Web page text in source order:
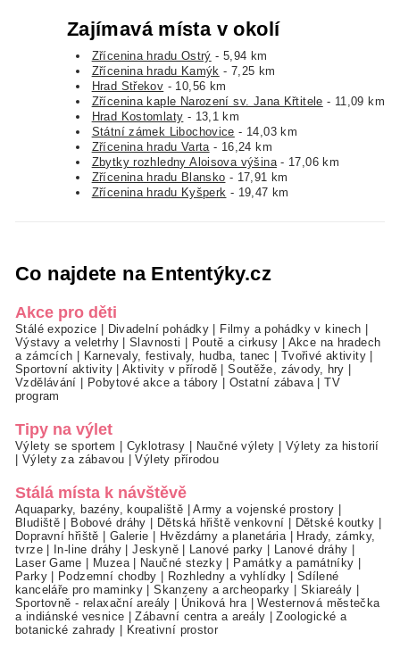
Zajímavá místa v okolí
Zřícenina hradu Ostrý - 5,94 km
Zřícenina hradu Kamýk - 7,25 km
Hrad Střekov - 10,56 km
Zřícenina kaple Narození sv. Jana Křtitele - 11,09 km
Hrad Kostomlaty - 13,1 km
Státní zámek Libochovice - 14,03 km
Zřícenina hradu Varta- 16,24 km
Zbytky rozhledny Aloisova výšina- 17,06 km
Zřícenina hradu Blansko - 17,91 km
Zřícenina hradu Kyšperk - 19,47 km
Co najdete na Ententýky.cz
Akce pro děti
Stálé expozice | Divadelní pohádky | Filmy a pohádky v kinech |
Výstavy a veletrhy|Slavnosti | Poutě a cirkusy | Akce na hradech
a zámcích | Karnevaly, festivaly, hudba, tanec | Tvořivé aktivity |
Sportovní aktivity|Aktivity v přírodě |Soutěže, závody, hry |
Vzdělávání | Pobytové akce a tábory | Ostatní zábava |TV
program
Tipy na výlet
Výlety se sportem | Cyklotrasy | Naučné výlety | Výlety za historií
| Výlety za zábavou |Výlety přírodou
Stálá místa k návštěvě
Aquaparky, bazény, koupaliště |Army a vojenské prostory |
Bludiště | Bobové dráhy | Dětská hřiště venkovní | Dětské koutky |
Dopravní hřiště | Galerie | Hvězdárny a planetária | Hrady, zámky,
tvrze| In-line dráhy |Jeskyně| Lanové parky | Lanové dráhy |
Laser Game | Muzea| Naučné stezky | Památky a památníky |
Parky| Podzemní chodby | Rozhledny a vyhlídky | Sdílené
kanceláře pro maminky |Skanzeny a archeoparky | Skiareály |
Sportovně - relaxační areály | Úniková hra |Westernová městečka
a indiánské vesnice |Zábavní centra a areály |Zoologické a
botanické zahrady | Kreativní prostor